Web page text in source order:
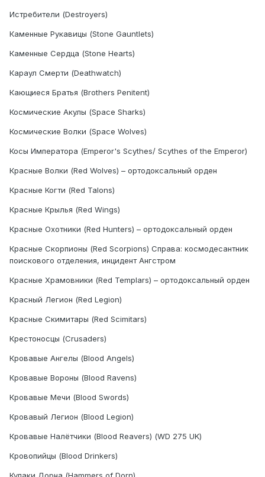
Истребители (Destroyers)
Каменные Рукавицы (Stone Gauntlets)
Каменные Сердца (Stone Hearts)
Караул Смерти (Deathwatch)
Кающиеся Братья (Brothers Penitent)
Космические Акулы (Space Sharks)
Космические Волки (Space Wolves)
Косы Императора (Emperor's Scythes/ Scythes of the Emperor)
Красные Волки (Red Wolves) – ортодоксальный орден
Красные Когти (Red Talons)
Красные Крылья (Red Wings)
Красные Охотники (Red Hunters) – ортодоксальный орден
Красные Скорпионы (Red Scorpions) Справа: космодесантник
поискового отделения, инцидент Ангстром
Красные Храмовники (Red Templars) – ортодоксальный орден
Красный Легион (Red Legion)
Красные Скимитары (Red Scimitars)
Крестоносцы (Crusaders)
Кровавые Ангелы (Blood Angels)
Кровавые Вороны (Blood Ravens)
Кровавые Мечи (Blood Swords)
Кровавый Легион (Blood Legion)
Кровавые Налётчики (Blood Reavers) (WD 275 UK)
Кровопийцы (Blood Drinkers)
Кулаки Дорна (Hammers of Dorn)